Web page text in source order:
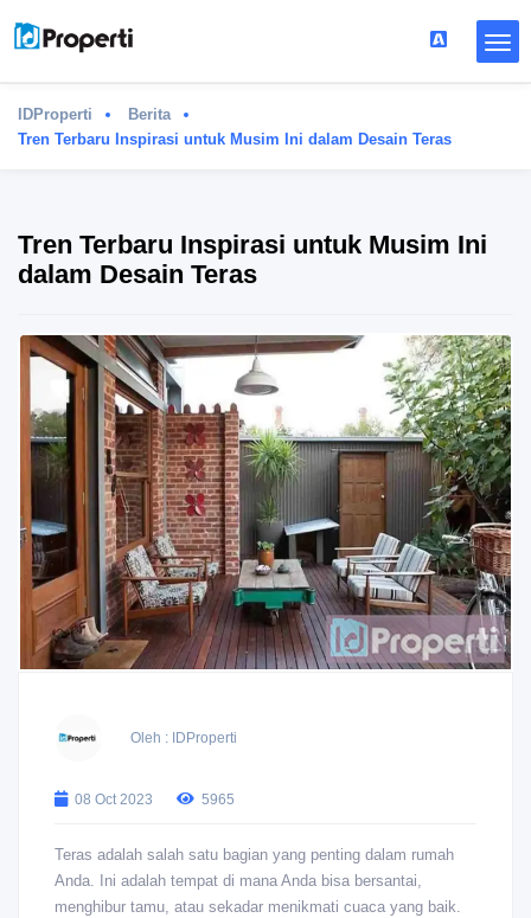
IDProperti
Berita
Tren Terbaru Inspirasi untuk Musim Ini dalam Desain Teras
Tren Terbaru Inspirasi untuk Musim Ini
dalam Desain Teras
Oleh : IDProperti
08 Oct 2023 5965
Teras adalah salah satu bagian yang penting dalam rumah
Anda. Ini adalah tempat di mana Anda bisa bersantai,
menghibur tamu, atau sekadar menikmati cuaca yang baik.